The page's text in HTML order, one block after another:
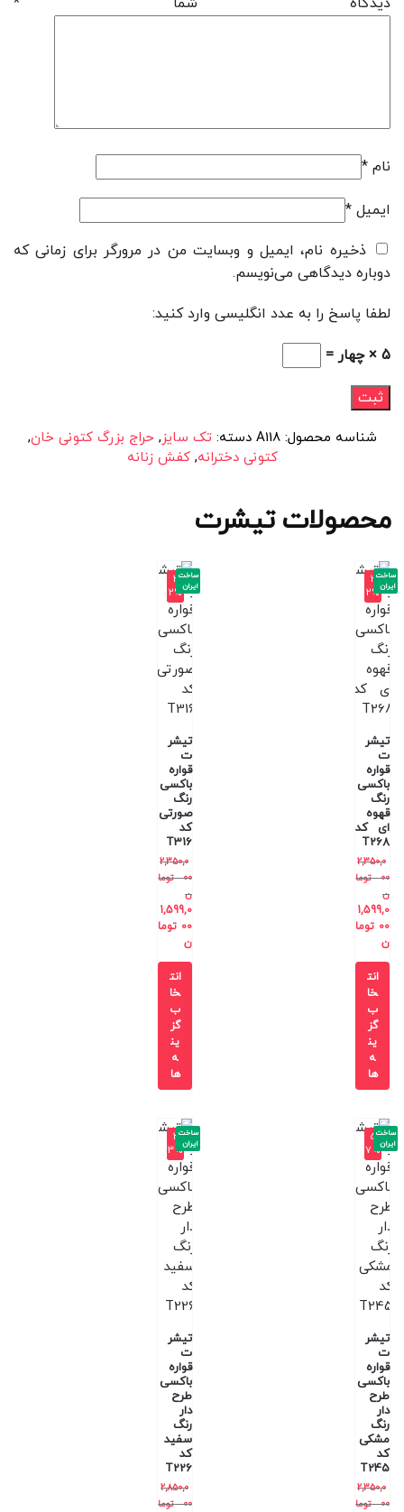
نام *
ایمیل *
ذخیره نام، ایمیل و وبسایت من در مرورگر برای زمانی که
دوباره دیدگاهی می‌نویسم.
لطفا پاسخ را به عدد انگلیسی وارد کنید:
5 × چهار =
شناسه محصول:A118 دسته:تک سایز, حراج بزرگ کتونی خان,
کتونی دخترانه,کفش زنانه
محصولات تیشرت
-3
2%
تیشر
ت
قواره
باکسی
رنگ
قهوه
ای کد
T268
2,350,0
00
توما
ن
1,599,0
00 توما
ن
ساخت
ایران
انت
خا
ب
گز
ین
ه
ها
-3
2%
تیشر
ت
قواره
باکسی
رنگ
صورتی
کد
T316
2,350,0
00
توما
ن
1,599,0
00 توما
ن
ساخت
ایران
انت
خا
ب
گز
ین
ه
ها
-5
7%
تیشر
ت
قواره
باکسی
طرح
دار
رنگ
مشکی
کد
T245
2,350,0
00
توما
ساخت
ایران
-3
3%
تیشر
ت
قواره
باکسی
طرح
دار
رنگ
سفید
کد
T226
2,850,0
00
توما
ساخت
ایران